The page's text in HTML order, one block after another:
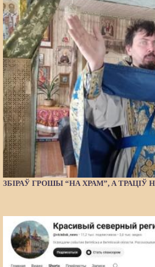
ЗБІРАЎ ГРОШЫ “НА ХРАМ”, А ТРАЦІЎ